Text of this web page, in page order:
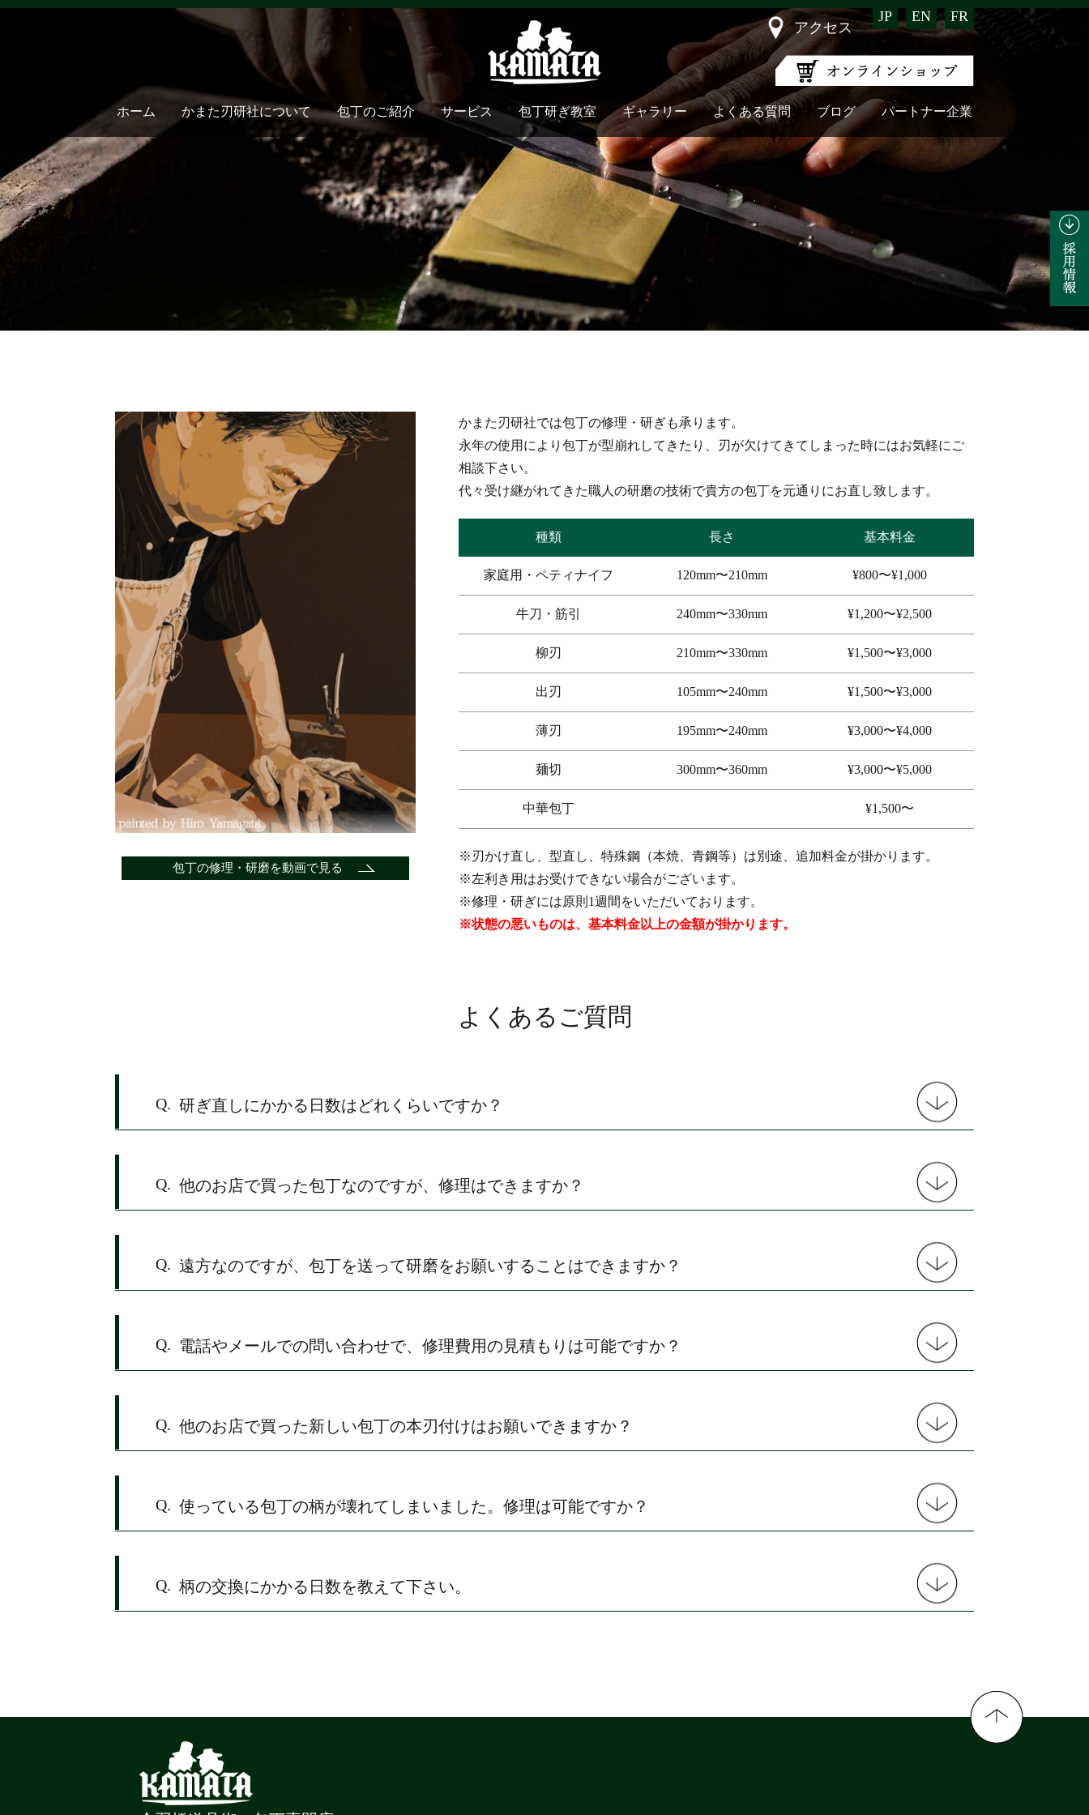
EN FR
JP
ホーム かまた刃研社について 包丁のご紹介 サービス 包丁研ぎ教室 ギャラリー よくある質問 ブログ パートナー企業
アクセス
包丁の研磨
包丁の修理・研磨を動画で見る
かまた刃研社では包丁の修理・研ぎも承ります。
永年の使用により包丁が型崩れしてきたり、刃が欠けてきてしまった時にはお気軽にご
相談下さい。
代々受け継がれてきた職人の研磨の技術で貴方の包丁を元通りにお直し致します。
種類 長さ 基本料金
家庭用・ペティナイフ 120mm〜210mm ¥800〜¥1,000
牛刀・筋引 240mm〜330mm ¥1,200〜¥2,500
柳刃 210mm〜330mm ¥1,500〜¥3,000
出刃 105mm〜240mm ¥1,500〜¥3,000
薄刃 195mm〜240mm ¥3,000〜¥4,000
麺切 300mm〜360mm ¥3,000〜¥5,000
中華包丁 ¥1,500〜
※刃かけ直し、型直し、特殊鋼（本焼、青鋼等）は別途、追加料金が掛かります。
※左利き用はお受けできない場合がございます。
※修理・研ぎには原則1週間をいただいております。
※状態の悪いものは、基本料金以上の金額が掛かります。
よくあるご質問
Q. 研ぎ直しにかかる日数はどれくらいですか？
Q. 他のお店で買った包丁なのですが、修理はできますか？
Q. 遠方なのですが、包丁を送って研磨をお願いすることはできますか？
Q. 電話やメールでの問い合わせで、修理費用の見積もりは可能ですか？
Q. 他のお店で買った新しい包丁の本刃付けはお願いできますか？
Q. 使っている包丁の柄が壊れてしまいました。修理は可能ですか？
Q. 柄の交換にかかる日数を教えて下さい。